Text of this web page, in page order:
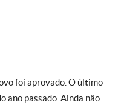
foi aprovado. O último
ano passado. Ainda não